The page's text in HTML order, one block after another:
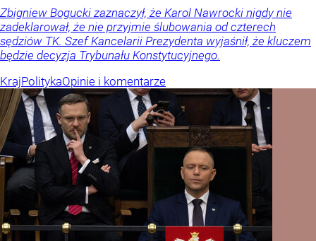
Zbigniew Bogucki zaznaczył, że Karol Nawrocki nigdy nie
zadeklarował, że nie przyjmie ślubowania od czterech
sędziów TK. Szef Kancelarii Prezydenta wyjaśnił, że kluczem
będzie decyzja Trybunału Konstytucyjnego.
KrajPolitykaOpinie i komentarze